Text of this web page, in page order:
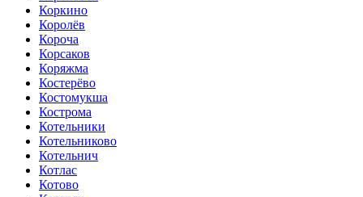
Коркино
Королёв
Короча
Корсаков
Коряжма
Костерёво
Костомукша
Кострома
Котельники
Котельниково
Котельнич
Котлас
Котово